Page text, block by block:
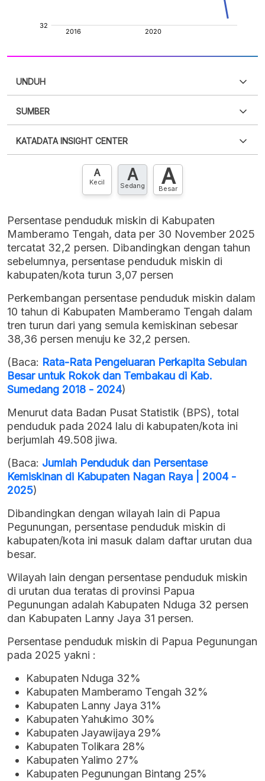
UNDUH
XLS
SUMBER
punya akun?Silakan Daftar sekarang
KATADATA INSIGHT CENTER
Hubungi sekarang »
A
Kecil A
Sedang A
Besar
Persentase penduduk miskin di Kabupaten
Mamberamo Tengah, data per 30 November 2025
tercatat 32,2 persen. Dibandingkan dengan tahun
sebelumnya, persentase penduduk miskin di
kabupaten/kota turun 3,07 persen
Perkembangan persentase penduduk miskin dalam
10 tahun di Kabupaten Mamberamo Tengah dalam
tren turun dari yang semula kemiskinan sebesar
38,36 persen menuju ke 32,2 persen.
(Baca: Rata-Rata Pengeluaran Perkapita Sebulan
Besar untuk Rokok dan Tembakau di Kab.
Sumedang 2018 - 2024)
Menurut data Badan Pusat Statistik (BPS), total
penduduk pada 2024 lalu di kabupaten/kota ini
berjumlah 49.508 jiwa.
(Baca: Jumlah Penduduk dan Persentase
Kemiskinan di Kabupaten Nagan Raya | 2004 -
2025)
Dibandingkan dengan wilayah lain di Papua
Pegunungan, persentase penduduk miskin di
kabupaten/kota ini masuk dalam daftar urutan dua
besar.
Wilayah lain dengan persentase penduduk miskin
di urutan dua teratas di provinsi Papua
Pegunungan adalah Kabupaten Nduga 32 persen
dan Kabupaten Lanny Jaya 31 persen.
Persentase penduduk miskin di Papua Pegunungan
pada 2025 yakni :
Kabupaten Nduga 32%
Kabupaten Mamberamo Tengah 32%
Kabupaten Lanny Jaya 31%
Kabupaten Yahukimo 30%
Kabupaten Jayawijaya 29%
Kabupaten Tolikara 28%
Kabupaten Yalimo 27%
Kabupaten Pegunungan Bintang 25%